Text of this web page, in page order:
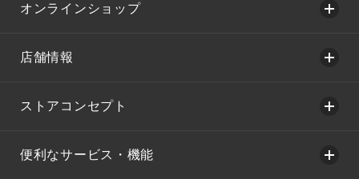
オンラインショップ
店舗情報
ストアコンセプト
便利なサービス・機能